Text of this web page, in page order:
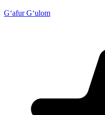
G‘afur G‘ulom